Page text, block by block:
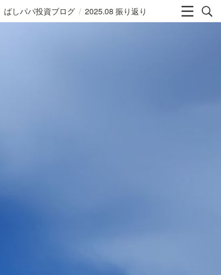
ばしパパ投資ブログ / 2025.08 振り返り